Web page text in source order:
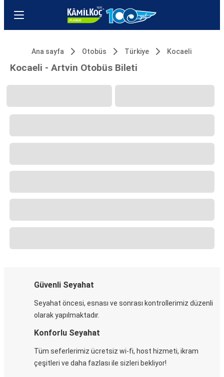
Ana sayfa Otobüs Türkiye Kocaeli
Kocaeli - Artvin Otobüs Bileti
Güvenli Seyahat
Seyahat öncesi, esnası ve sonrası kontrollerimiz düzenli
olarak yapılmaktadır.
Konforlu Seyahat
Tüm seferlerimiz ücretsiz wi-fi, host hizmeti, ikram
çeşitleri ve daha fazlası ile sizleri bekliyor!